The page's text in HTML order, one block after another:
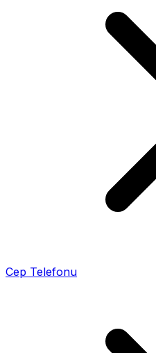
Cep Telefonu